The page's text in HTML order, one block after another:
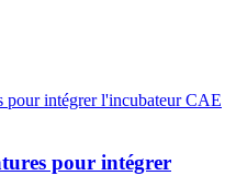
pour intégrer